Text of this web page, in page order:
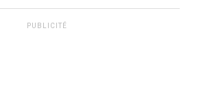
PUBLICITÉ